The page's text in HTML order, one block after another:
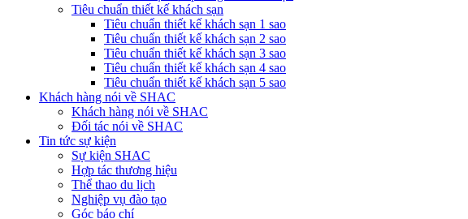
Tiêu chuẩn thiết kế khách sạn
Tiêu chuẩn thiết kế khách sạn 1 sao
Tiêu chuẩn thiết kế khách sạn 2 sao
Tiêu chuẩn thiết kế khách sạn 3 sao
Tiêu chuẩn thiết kế khách sạn 4 sao
Tiêu chuẩn thiết kế khách sạn 5 sao
Khách hàng nói về SHAC
Khách hàng nói về SHAC
Đối tác nói về SHAC
Tin tức sự kiện
Sự kiện SHAC
Hợp tác thương hiệu
Thể thao du lịch
Nghiệp vụ đào tạo
Góc báo chí